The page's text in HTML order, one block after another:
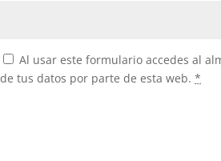
Al usar este formulario accedes al
de tus datos por parte de esta web. *